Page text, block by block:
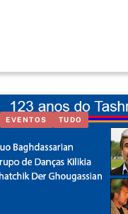
EVENTOS TUDO